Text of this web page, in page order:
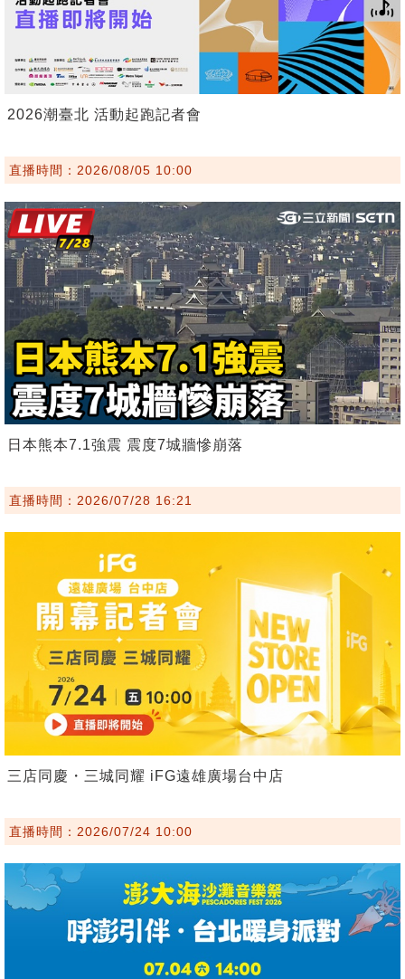
2026潮臺北 活動起跑記者會
直播時間：2026/08/05 10:00
日本熊本7.1強震 震度7城牆慘崩落
直播時間：2026/07/28 16:21
三店同慶・三城同耀 iFG遠雄廣場台中店
直播時間：2026/07/24 10:00